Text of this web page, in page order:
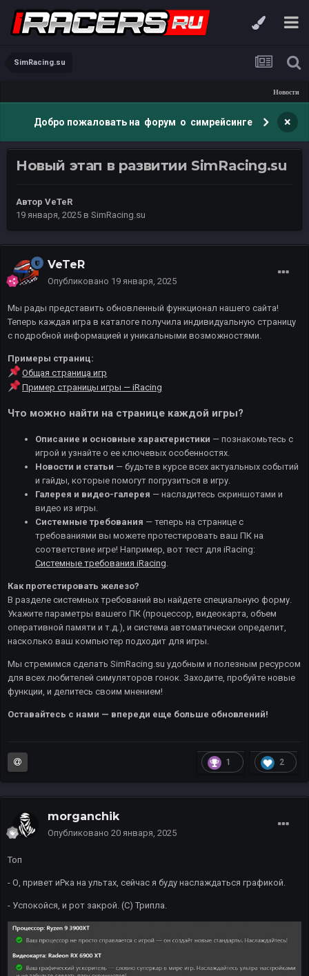
SimRacing.su
Новости
Добро пожаловать на форум о симрейсинге ×
Новый этап в развитии SimRacing.su
Автор VeTeR
19 января, 2025 в SimRacing.su
VeTeR
Опубликовано 19 января, 2025
Мы рады представить обновленный функционал нашего сайта!
Теперь каждая игра в каталоге получила индивидуальную страницу
с подробной информацией и уникальными возможностями.
Примеры страниц:
Общая страница игр
Пример страницы игры — iRacing
Что можно найти на странице каждой игры?
Описание и основные характеристики — познакомьтесь с
игрой и узнайте о ее ключевых особенностях.
Новости и статьи — будьте в курсе всех актуальных событий
и гайды, которые помогут погрузиться в игру.
Галерея и видео-галерея — насладитесь скриншотами и
видео из игры.
Системные требования — теперь на странице с
требованиями вы можете протестировать ваш ПК на
соответствие игре! Например, вот тест для iRacing:
Системные требования iRacing
Как протестировать железо?
В разделе системных требований вы найдете специальную форму.
Укажите параметры вашего ПК (процессор, видеокарта, объем
оперативной памяти и т.д.), и система автоматически определит,
насколько ваш компьютер подходит для игры.
Мы стремимся сделать SimRacing.su удобным и полезным ресурсом
для всех любителей симуляторов гонок. Заходите, пробуйте новые
функции, и делитесь своим мнением!
Оставайтесь с нами — впереди еще больше обновлений!
1 2
morganchik
Опубликовано 20 января, 2025
Топ
- О, привет иРка на ультах, сейчас я буду наслаждаться графикой.
- Успокойся, и рот закрой. (С) Трипла.